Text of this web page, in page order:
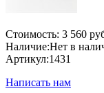
Стоимость: 3 560
Наличие:Нет в
Артикул:1431
Написать нам